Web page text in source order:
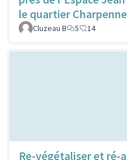
le quartier
Cluzeau B 5 14
Re-végétaliser et ré-